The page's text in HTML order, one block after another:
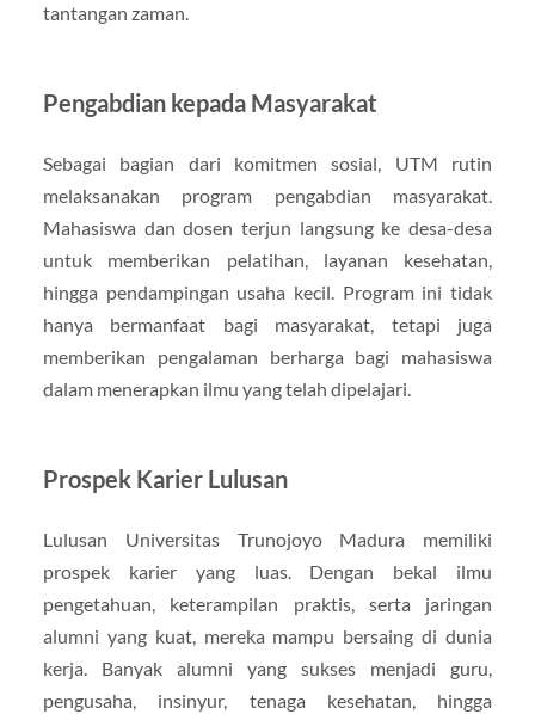
tantangan zaman.
Pengabdian kepada Masyarakat
Sebagai bagian dari komitmen sosial, UTM rutin
melaksanakan program pengabdian masyarakat.
Mahasiswa dan dosen terjun langsung ke desa-desa
untuk memberikan pelatihan, layanan kesehatan,
hingga pendampingan usaha kecil. Program ini tidak
hanya bermanfaat bagi masyarakat, tetapi juga
memberikan pengalaman berharga bagi mahasiswa
dalam menerapkan ilmu yang telah dipelajari.
Prospek Karier Lulusan
Lulusan Universitas Trunojoyo Madura memiliki
prospek karier yang luas. Dengan bekal ilmu
pengetahuan, keterampilan praktis, serta jaringan
alumni yang kuat, mereka mampu bersaing di dunia
kerja. Banyak alumni yang sukses menjadi guru,
pengusaha, insinyur, tenaga kesehatan, hingga